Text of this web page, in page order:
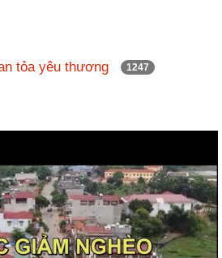
tỏa yêu thương 1247